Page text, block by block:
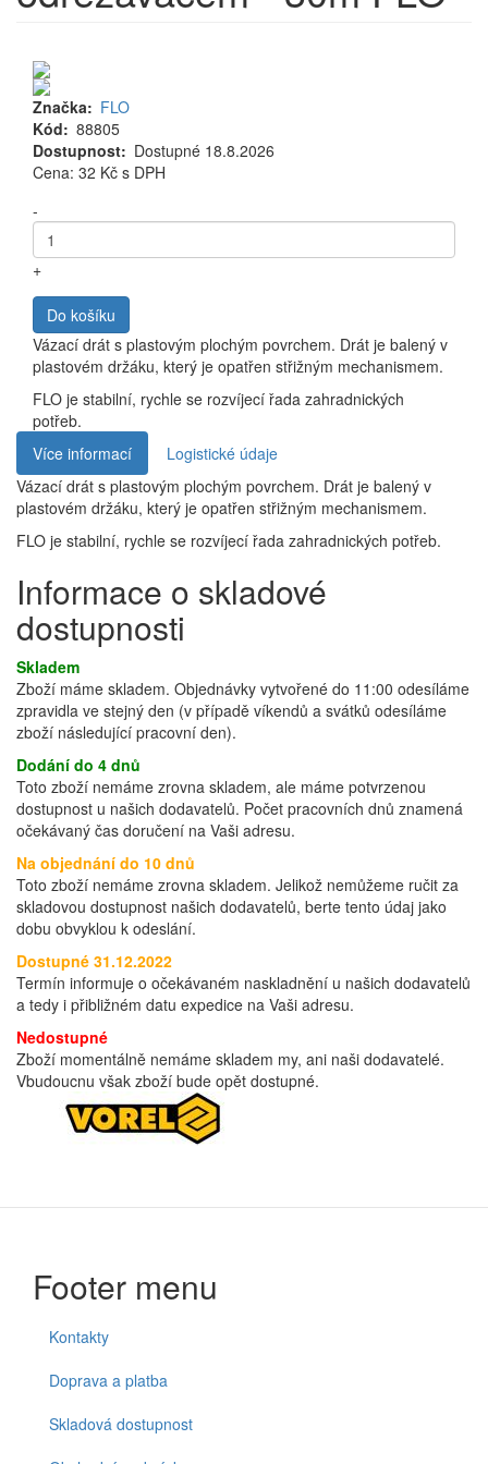
Značka
FLO
Kód
88805
Dostupnost
Dostupné 18.8.2026
Cena
Cena: 32 Kč s DPH
-
+
Do košíku
Vázací drát s plastovým plochým povrchem. Drát je balený v
plastovém držáku, který je opatřen střižným mechanismem.
FLO je stabilní, rychle se rozvíjecí řada zahradnických
potřeb.
Více informací
Logistické údaje
Vázací drát s plastovým plochým povrchem. Drát je balený v
plastovém držáku, který je opatřen střižným mechanismem.
FLO je stabilní, rychle se rozvíjecí řada zahradnických potřeb.
Informace o skladové
dostupnosti
Skladem
Zboží máme skladem. Objednávky vytvořené do 11:00 odesíláme
zpravidla ve stejný den (v případě víkendů a svátků odesíláme
zboží následující pracovní den).
Dodání do 4 dnů
Toto zboží nemáme zrovna skladem, ale máme potvrzenou
dostupnost u našich dodavatelů. Počet pracovních dnů znamená
očekávaný čas doručení na Vaši adresu.
Na objednání do 10 dnů
Toto zboží nemáme zrovna skladem. Jelikož nemůžeme ručit za
skladovou dostupnost našich dodavatelů, berte tento údaj jako
dobu obvyklou k odeslání.
Dostupné 31.12.2022
Termín informuje o očekávaném naskladnění u našich dodavatelů
a tedy i přibližném datu expedice na Vaši adresu.
Nedostupné
Zboží momentálně nemáme skladem my, ani naši dodavatelé.
Vbudoucnu však zboží bude opět dostupné.
Footer menu
Kontakty
Doprava a platba
Skladová dostupnost